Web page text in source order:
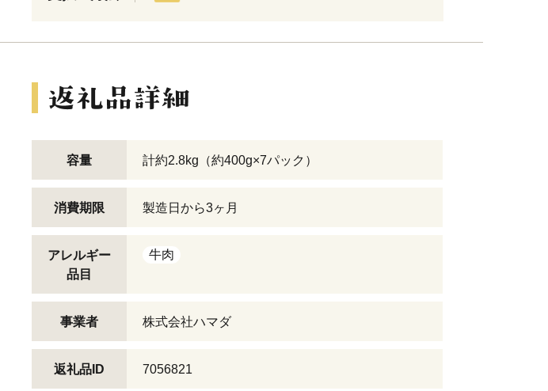
容量 計約2.8kg（約400g×7パック）
消費期限 製造日から3ヶ月
アレルギー
品目
牛肉
事業者 株式会社ハマダ
返礼品ID 7056821